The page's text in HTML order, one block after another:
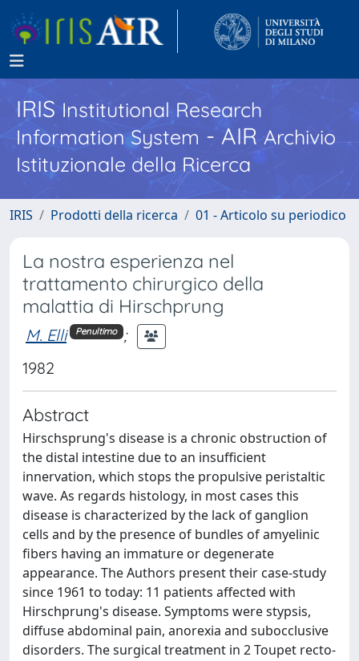
IRISInstitutional Research
Information System - AIR Archivio
Istituzionale della Ricerca
IRIS Prodotti della ricerca 01 - Articolo su periodico
La nostra esperienza nel
trattamento chirurgico della
malattia di Hirschprung
M. Elli Penultimo ;
1982
Abstract
Hirschsprung's disease is a chronic obstruction of
the distal intestine due to an insufficient
innervation, which stops the propulsive peristaltic
wave. As regards histology, in most cases this
disease is characterized by the lack of ganglion
cells and by the presence of bundles of amyelinic
fibers having an immature or degenerate
appearance. The Authors present their case-study
since 1961 to today: 11 patients affected with
Hirschprung's disease. Symptoms were stypsis,
diffuse abdominal pain, anorexia and subocclusive
disorders. The surgical treatment in 2 Toupet recto-